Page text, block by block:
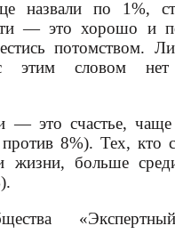
назвали по 1%,
— это хорошо и
потомством.
этим словом нет
— это счастье, чаще
8%). Тех, кто
жизни, больше